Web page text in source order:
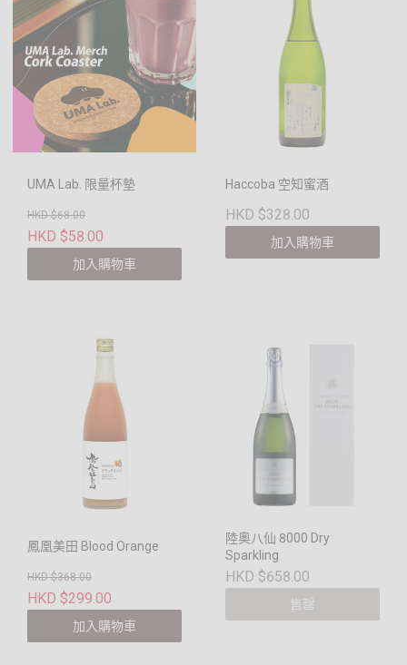
UMA Lab. 限量杯墊
HKD $68.00
HKD $58.00
加入購物車
Haccoba 空知蜜酒
HKD $328.00
加入購物車
鳳凰美田 Blood Orange
HKD $368.00
HKD $299.00
加入購物車
陸奥八仙 8000 Dry
Sparkling
HKD $658.00
售罄